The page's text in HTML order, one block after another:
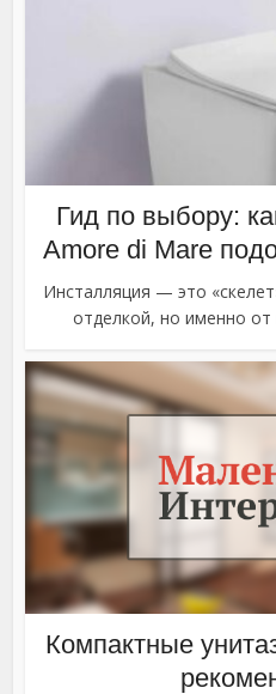
Гид по выбору:
Amore di Mare
Инсталляция — это
отделкой, но именно от
Компактные